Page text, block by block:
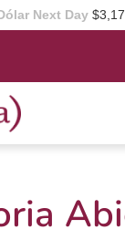
Next Day